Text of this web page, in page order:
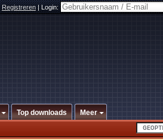
Registreren|Login:
Top downloads Meer